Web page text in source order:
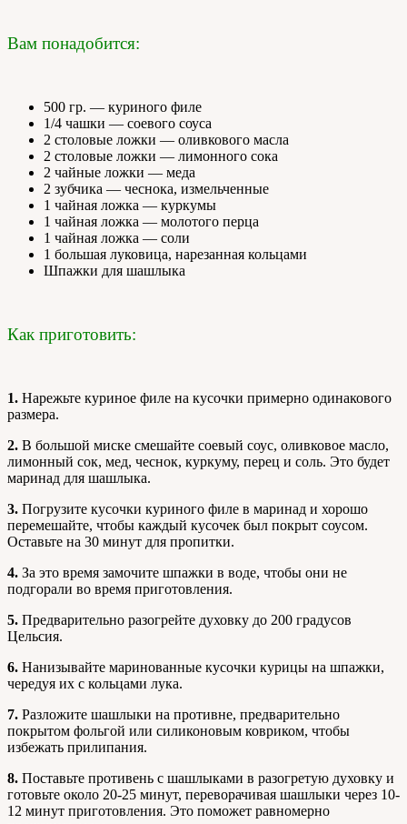
Вам понадобится:
500 гр. — куриного филе
1/4 чашки — соевого соуса
2 столовые ложки — оливкового масла
2 столовые ложки — лимонного сока
2 чайные ложки — меда
2 зубчика — чеснока, измельченные
1 чайная ложка — куркумы
1 чайная ложка — молотого перца
1 чайная ложка — соли
1 большая луковица, нарезанная кольцами
Шпажки для шашлыка
Как приготовить:
1. Нарежьте куриное филе на кусочки примерно одинакового
размера.
2. В большой миске смешайте соевый соус, оливковое масло,
лимонный сок, мед, чеснок, куркуму, перец и соль. Это будет
маринад для шашлыка.
3. Погрузите кусочки куриного филе в маринад и хорошо
перемешайте, чтобы каждый кусочек был покрыт соусом.
Оставьте на 30 минут для пропитки.
4. За это время замочите шпажки в воде, чтобы они не
подгорали во время приготовления.
5. Предварительно разогрейте духовку до 200 градусов
Цельсия.
6. Нанизывайте маринованные кусочки курицы на шпажки,
чередуя их с кольцами лука.
7. Разложите шашлыки на противне, предварительно
покрытом фольгой или силиконовым ковриком, чтобы
избежать прилипания.
8. Поставьте противень с шашлыками в разогретую духовку и
готовьте около 20-25 минут, переворачивая шашлыки через 10-
12 минут приготовления. Это поможет равномерно